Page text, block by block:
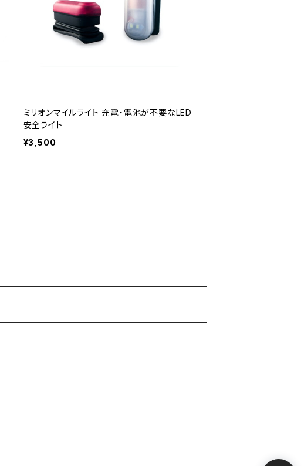
ミリオンマイルライト 充電・電池が不要なLED
安全ライト
¥3,500